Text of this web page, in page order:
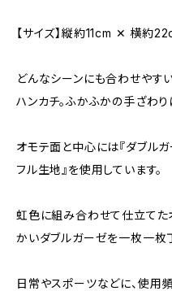
【サイズ】縦約11cm ✕ 横約
どんなシーンにも合わせやす
ハンカチ。ふかふかの手ざわ
オモテ面と中心には『ダブル
フル生地』を使用しています。
虹色に組み合わせて仕立てた
かいダブルガーゼを一枚一枚
日常やスポーツなどに、使用